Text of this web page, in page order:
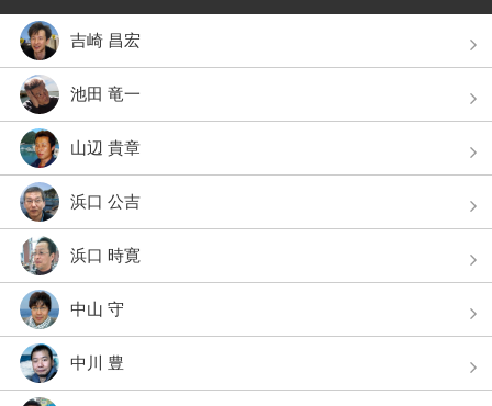
吉崎 昌宏
池田 竜一
山辺 貴章
浜口 公吉
浜口 時寛
中山 守
中川 豊